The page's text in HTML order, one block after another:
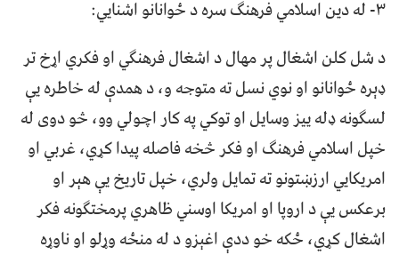
۳- له دین اسلامي فرهنګ سره د ځوانانو اشنايي:
د شل کلن اشغال پر مهال د اشغال فرهنګي او فکري اړخ تر
ډېره ځوانانو او نوي نسل ته متوجه و، د همدې له خاطره یې
لسګونه ډله ییز وسایل او توکي په کار اچولي وو، څو دوی له
خپل اسلامي فرهنګ او فکر څخه فاصله پیدا کړي، غربي او
امریکايي ارزښتونو ته تمایل ولري، خپل تاریخ یې هېر او
برعکس یې د اروپا او امریکا اوسني ظاهري پرمختګونه فکر
اشغال کړي، ځکه خو ددې اغېزو د له منځه وړلو او ناوړه